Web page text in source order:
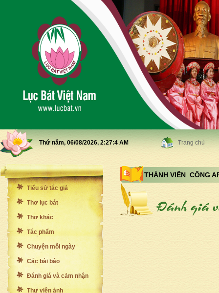
Thứ năm, 06/08/2026, 2:27:6 AM Trang chủ
Tiểu sử tác giả
Thơ lục bát
Thơ khác
Tác phẩm
Chuyện mỗi ngày
Các bài báo
Đánh giá và cảm nhận
Thư viện ảnh
THÀNH VIÊN CÔNG